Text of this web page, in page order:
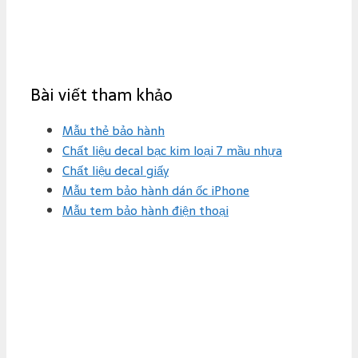
Bài viết tham khảo
Mẫu thẻ bảo hành
Chất liệu decal bạc kim loại 7 mầu nhựa
Chất liệu decal giấy
Mẫu tem bảo hành dán ốc iPhone
Mẫu tem bảo hành điện thoại